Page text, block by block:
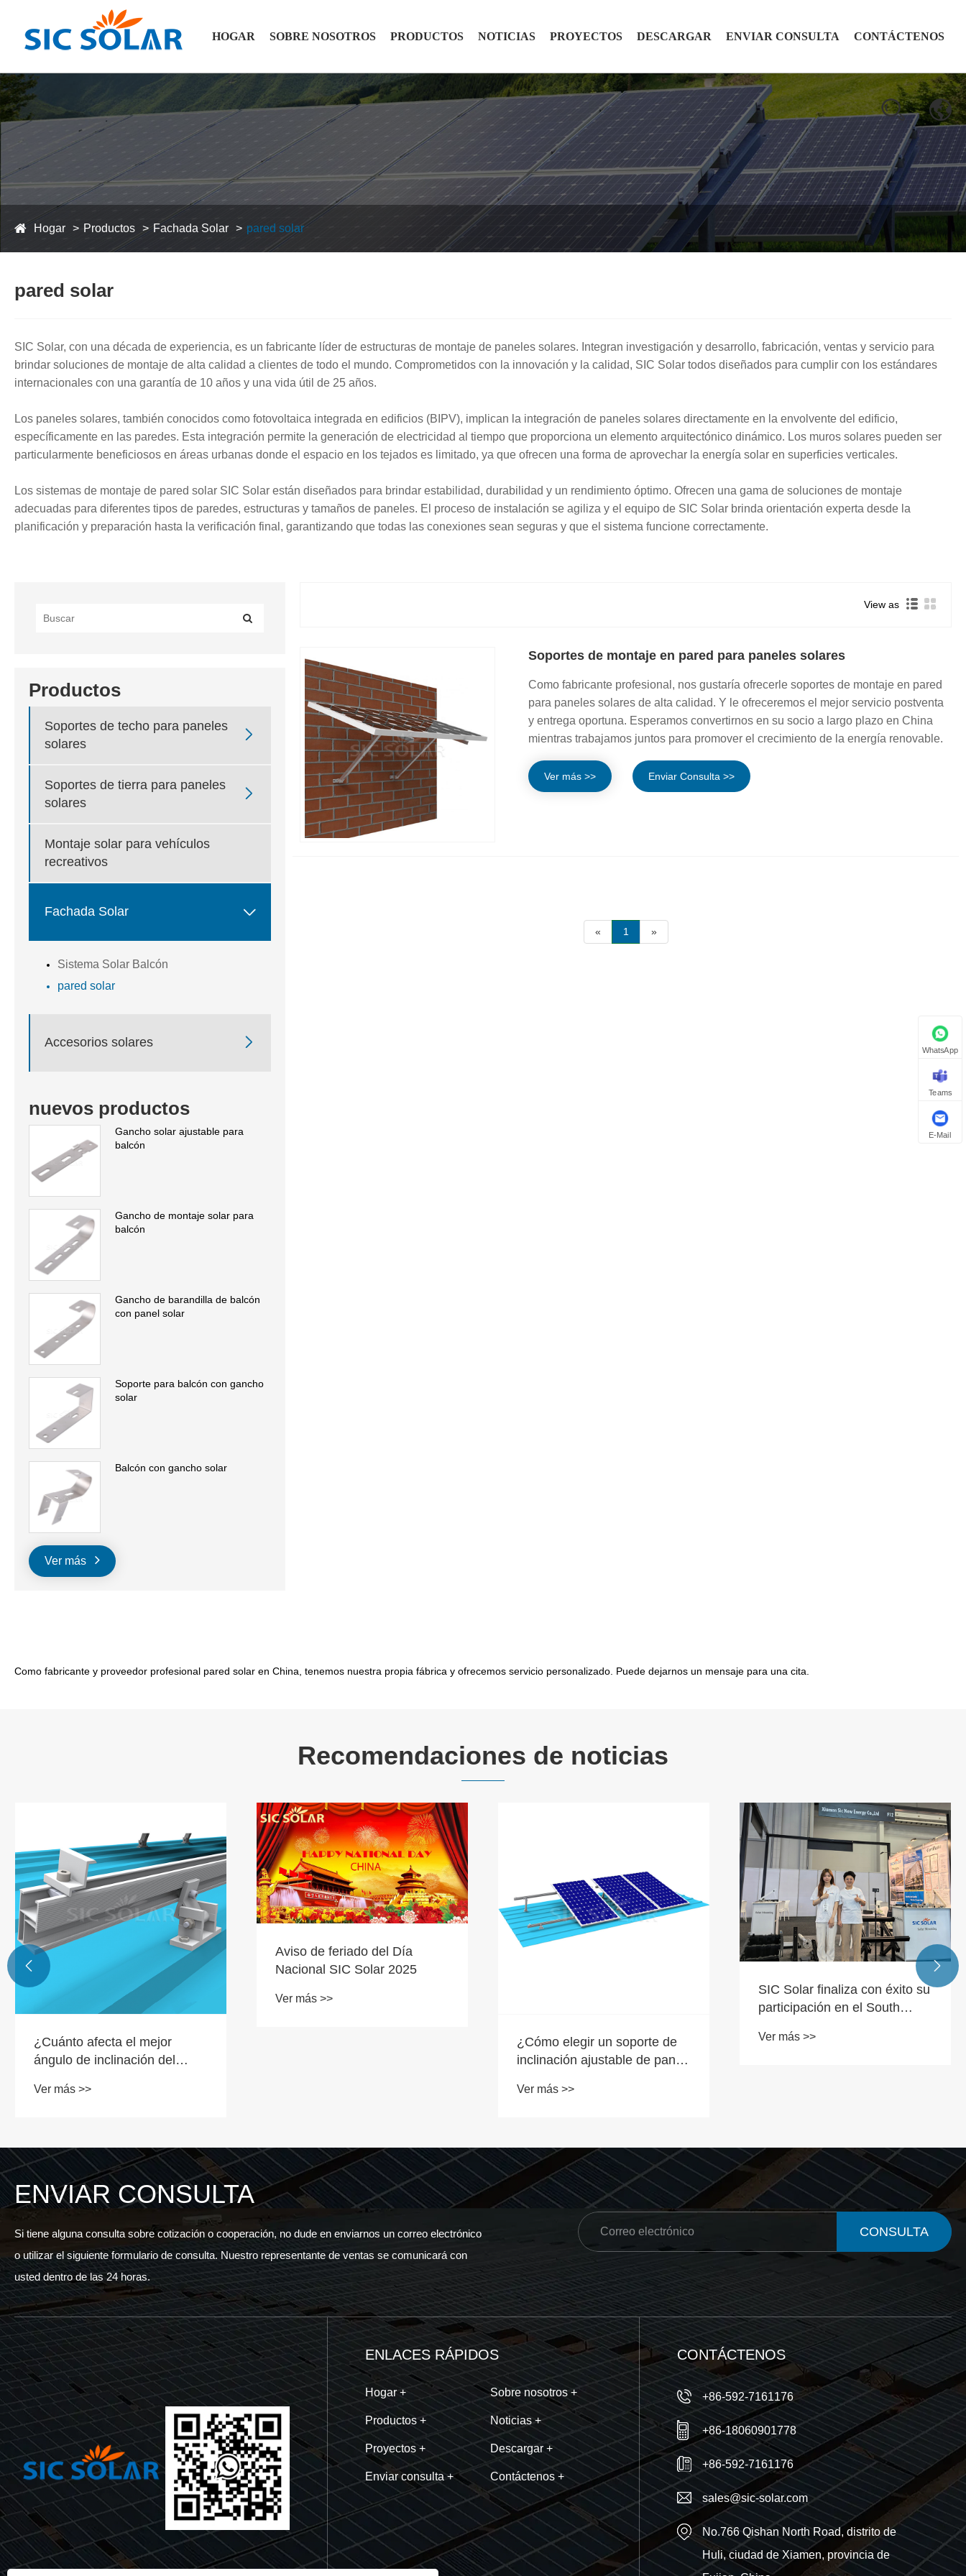
HOGAR SOBRE NOSOTROS PRODUCTOS NOTICIAS PROYECTOS DESCARGAR ENVIAR CONSULTA CONTÁCTENOS
Hogar Productos Fachada Solar pared solar
pared solar
SIC Solar, con una década de experiencia, es un fabricante líder de estructuras de montaje de paneles solares. Integran investigación y desarrollo, fabricación, ventas y servicio para
brindar soluciones de montaje de alta calidad a clientes de todo el mundo. Comprometidos con la innovación y la calidad, SIC Solar todos diseñados para cumplir con los estándares
internacionales con una garantía de 10 años y una vida útil de 25 años.
Los paneles solares, también conocidos como fotovoltaica integrada en edificios (BIPV), implican la integración de paneles solares directamente en la envolvente del edificio,
específicamente en las paredes. Esta integración permite la generación de electricidad al tiempo que proporciona un elemento arquitectónico dinámico. Los muros solares pueden ser
particularmente beneficiosos en áreas urbanas donde el espacio en los tejados es limitado, ya que ofrecen una forma de aprovechar la energía solar en superficies verticales.
Los sistemas de montaje de pared solar SIC Solar están diseñados para brindar estabilidad, durabilidad y un rendimiento óptimo. Ofrecen una gama de soluciones de montaje
adecuadas para diferentes tipos de paredes, estructuras y tamaños de paneles. El proceso de instalación se agiliza y el equipo de SIC Solar brinda orientación experta desde la
planificación y preparación hasta la verificación final, garantizando que todas las conexiones sean seguras y que el sistema funcione correctamente.
Productos
Soportes de techo para paneles
solares

Soportes de tierra para paneles
solares

Montaje solar para vehículos
recreativos
Fachada Solar 
Sistema Solar Balcón
pared solar
Accesorios solares 
nuevos productos
Gancho solar ajustable para
balcón
Gancho de montaje solar para
balcón
Gancho de barandilla de balcón
con panel solar
Soporte para balcón con gancho
solar
Balcón con gancho solar
Ver más
View as
Soportes de montaje en pared para paneles solares
Como fabricante profesional, nos gustaría ofrecerle soportes de montaje en pared
para paneles solares de alta calidad. Y le ofreceremos el mejor servicio postventa
y entrega oportuna. Esperamos convertirnos en su socio a largo plazo en China
mientras trabajamos juntos para promover el crecimiento de la energía renovable.
Ver más >> Enviar Consulta >>
« 1 »
Como fabricante y proveedor profesional pared solar en China, tenemos nuestra propia fábrica y ofrecemos servicio personalizado. Puede dejarnos un mensaje para una cita.
Recomendaciones de noticias
¿Cuánto afecta el mejor
ángulo de inclinación del
ajustable del panel solar a la
Ver más >>
Aviso de feriado del Día
Nacional SIC Solar 2025
Ver más >>
¿Cómo elegir un soporte de
inclinación ajustable de panel
Ver más >>
SIC Solar finaliza con éxito su
participación en el South
Ver más >>
 
ENVIAR CONSULTA
Si tiene alguna consulta sobre cotización o cooperación, no dude en enviarnos un correo electrónico
o utilizar el siguiente formulario de consulta. Nuestro representante de ventas se comunicará con
usted dentro de las 24 horas.
CONSULTA
ENLACES RÁPIDOS
Hogar + Sobre nosotros +
Productos + Noticias +
Proyectos + Descargar +
Enviar consulta + Contáctenos +
CONTÁCTENOS
+86-592-7161176
+86-18060901778
+86-592-7161176
sales@sic-solar.com
No.766 Qishan North Road, distrito de
Huli, ciudad de Xiamen, provincia de
WhatsApp
Teams
E-Mail